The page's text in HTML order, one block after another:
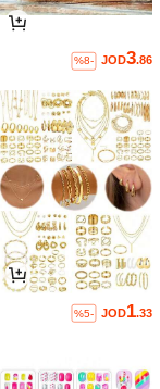
JOD3.86
%8-
JOD1.33
%5-